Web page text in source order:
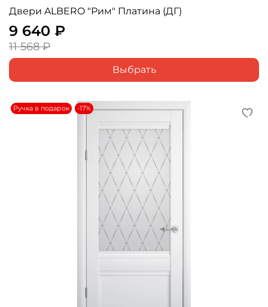
Двери ALBERO "Рим" Платина (ДГ)
9 640 ₽
11 568 ₽
Выбрать
Ручка в подарок -17%